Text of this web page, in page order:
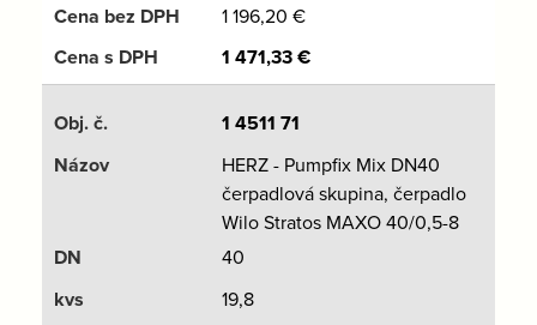
1 196,20 €
1 471,33€
1 4511 71
HERZ - Pumpfix Mix DN40
čerpadlová skupina, čerpadlo
Wilo Stratos MAXO 40/0,5-8
40
19,8